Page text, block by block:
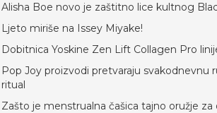
Alisha Boe novo je zaštitno lice kultnog
Ljeto miriše na Issey Miyake!
Dobitnica Yoskine Zen Lift Collagen Pro
Pop Joy proizvodi pretvaraju svakodnevnu
ritual
Zašto je menstrualna čašica tajno oružje za